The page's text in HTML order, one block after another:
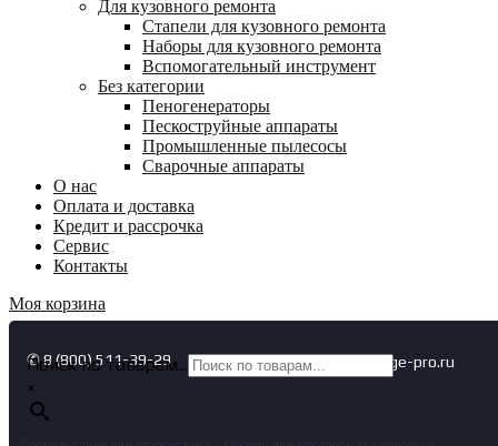
Для кузовного ремонта
Стапели для кузовного ремонта
Наборы для кузовного ремонта
Вспомогательный инструмент
Без категории
Пеногенераторы
Пескоструйные аппараты
Промышленные пылесосы
Сварочные аппараты
О нас
Оплата и доставка
Кредит и рассрочка
Сервис
Контакты
Моя корзина
✆ 8 (800) 511-39-29 ✉ info@garage-pro.ru
Поиск по товарам...
×